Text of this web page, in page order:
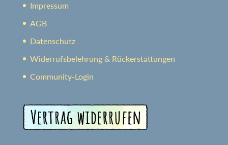
Impressum
AGB
Datenschutz
Widerrufsbelehrung & Rückerstattungen
Community-Login